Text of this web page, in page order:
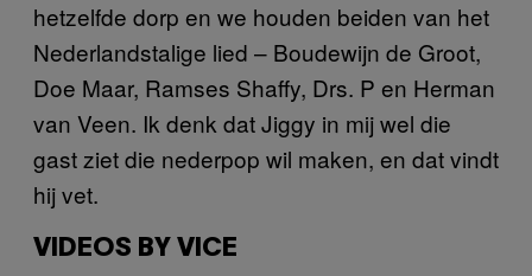
hetzelfde dorp en we houden beiden van het
Nederlandstalige lied – Boudewijn de Groot,
Doe Maar, Ramses Shaffy, Drs. P en Herman
van Veen. Ik denk dat Jiggy in mij wel die
gast ziet die nederpop wil maken, en dat vindt
hij vet.
VIDEOS BY VICE